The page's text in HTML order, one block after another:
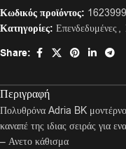
Κωδικός προϊόντος:
Κατηγορίες: Επενδεδυμένες,
Share:
Περιγραφή
Πολυθρόνα Adria BK
καναπέ της ιδιας σειράς για
– Ανετο κάθισμα